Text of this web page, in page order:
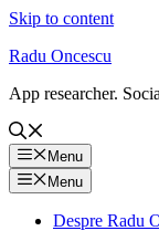
Skip to content
Radu Oncescu
App researcher.
Menu
Menu
Despre Radu